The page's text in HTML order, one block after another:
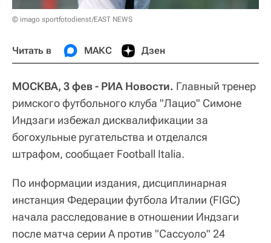
© imago sportfotodienst/EAST NEWS
Читать в МАКС Дзен
МОСКВА, 3 фев - РИА Новости. Главный тренер
римского футбольного клуба "Лацио" Симоне
Индзаги избежал дисквалификации за
богохульные ругательства и отделался
штрафом, сообщает Football Italia.
По информации издания, дисциплинарная
инстанция Федерации футбола Италии (FIGC)
начала расследование в отношении Индзаги
после матча серии А против "Сассуоло" 24